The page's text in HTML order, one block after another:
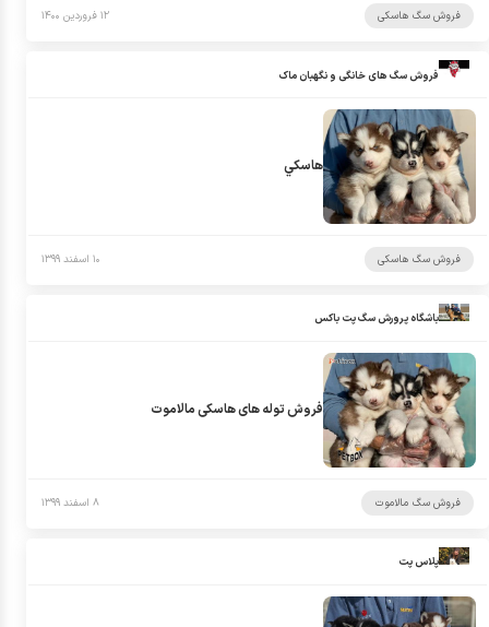
فروش سگ هاسکی ۱۲ فروردین ۱۴۰۰
فروش سگ های خانگی و نگهبان ماک
هاسكي
فروش سگ هاسکی ۱۰ اسفند ۱۳۹۹
باشگاه پرورش سگ پت باکس
فروش توله های هاسکی مالاموت
فروش سگ مالاموت ۸ اسفند ۱۳۹۹
پلاس پت